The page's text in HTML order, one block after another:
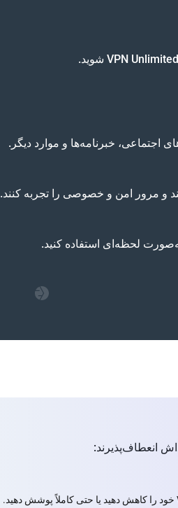
و مرور امن و خصوصی را تجربه کنند.
انعطاف‌پذیرند: